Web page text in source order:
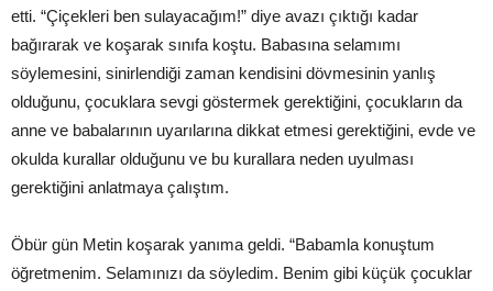
etti. “Çiçekleri ben sulayacağım!” diye avazı çıktığı kadar
bağırarak ve koşarak sınıfa koştu. Babasına selamımı
söylemesini, sinirlendiği zaman kendisini dövmesinin yanlış
olduğunu, çocuklara sevgi göstermek gerektiğini, çocukların da
anne ve babalarının uyarılarına dikkat etmesi gerektiğini, evde ve
okulda kurallar olduğunu ve bu kurallara neden uyulması
gerektiğini anlatmaya çalıştım.
Öbür gün Metin koşarak yanıma geldi. “Babamla konuştum
öğretmenim. Selamınızı da söyledim. Benim gibi küçük çocuklar